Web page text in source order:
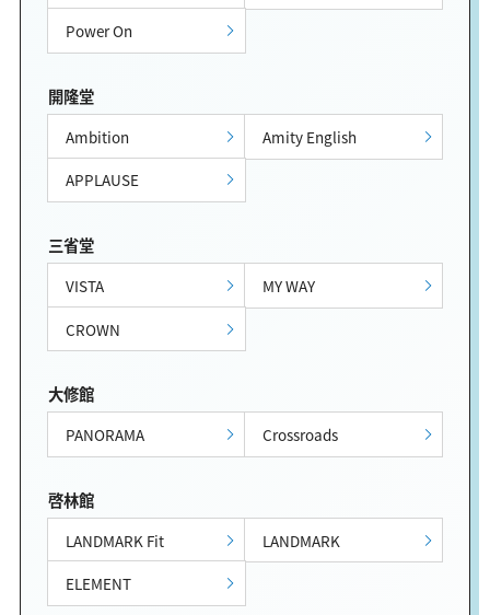
Power On
開隆堂
Ambition
Amity English
APPLAUSE
三省堂
VISTA
MY WAY
CROWN
大修館
PANORAMA Crossroads
啓林館
LANDMARK Fit
LANDMARK
ELEMENT